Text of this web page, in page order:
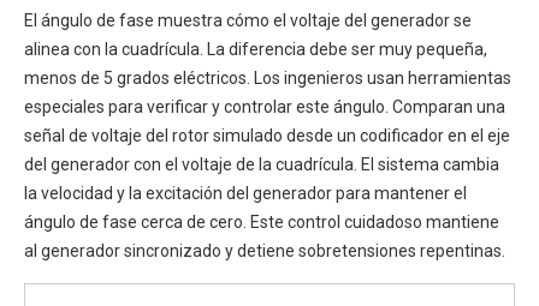
El ángulo de fase muestra cómo el voltaje del generador se
alinea con la cuadrícula. La diferencia debe ser muy pequeña,
menos de 5 grados eléctricos. Los ingenieros usan herramientas
especiales para verificar y controlar este ángulo. Comparan una
señal de voltaje del rotor simulado desde un codificador en el eje
del generador con el voltaje de la cuadrícula. El sistema cambia
la velocidad y la excitación del generador para mantener el
ángulo de fase cerca de cero. Este control cuidadoso mantiene
al generador sincronizado y detiene sobretensiones repentinas.